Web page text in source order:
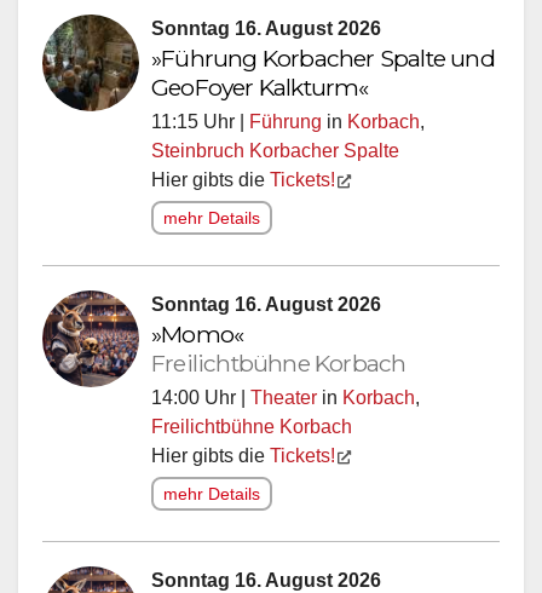
Sonntag 16. August 2026
»Führung Korbacher Spalte und
GeoFoyer Kalkturm«
11:15 Uhr | Führung in Korbach,
Steinbruch Korbacher Spalte
Hier gibts die Tickets!
mehr Details
Sonntag 16. August 2026
»Momo«
Freilichtbühne Korbach
14:00 Uhr | Theater in Korbach,
Freilichtbühne Korbach
Hier gibts die Tickets!
mehr Details
Sonntag 16. August 2026